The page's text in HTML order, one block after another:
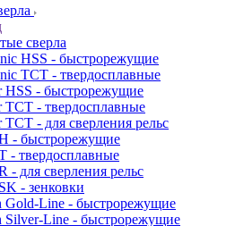
сверла
HSS - быстрорежущие
TCT - твердосплавные
HSS - быстрорежущие
TCT - твердосплавные
TCT - для сверления рельс
- быстрорежущие
- твердосплавные
- для сверления рельс
- зенковки
Gold-Line - быстрорежущие
Silver-Line - быстрорежущие